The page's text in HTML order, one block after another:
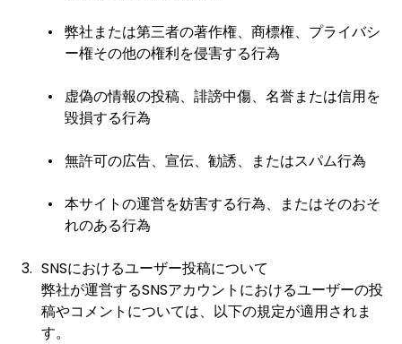
弊社または第三者の著作権、商標権、プライバシ
ー権その他の権利を侵害する行為
虚偽の情報の投稿、誹謗中傷、名誉または信用を
毀損する行為
無許可の広告、宣伝、勧誘、またはスパム行為
本サイトの運営を妨害する行為、またはそのおそ
れのある行為
SNSにおけるユーザー投稿について
弊社が運営するSNSアカウントにおけるユーザーの投
稿やコメントについては、以下の規定が適用されま
す。